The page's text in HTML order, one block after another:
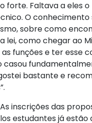
forte. Faltava a eles o
O conhecimento
sobre como
lei, como chegar ao
as funções e ter esse
casou
bastante e
inscrições das
estudantes já estão